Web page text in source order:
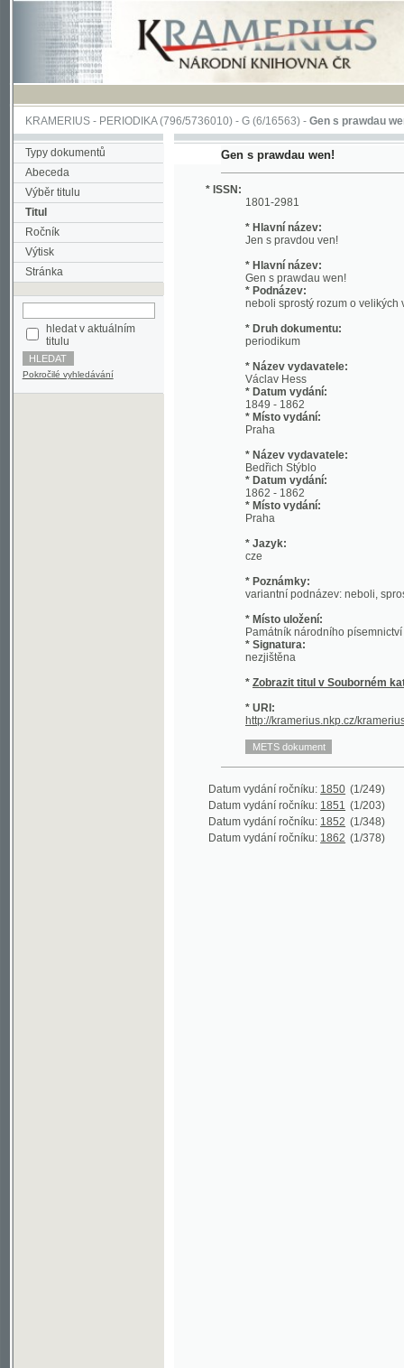
KRAMERIUS-PERIODIKA(796/5736010) -G(6/16563) -Gen s prawdau wen!(1/
Typy dokumentů
Abeceda
Výběr titulu
Titul
Ročník
Výtisk
Stránka
hledat v aktuálním
Pokročilé vyhledávání
Gen s prawdau wen!
1801-2981
* Hlavní název:
* Hlavní název:
* Podnázev:
neboli sprostý rozum o velikých věcech
* Druh dokumentu:
periodikum
* Název vydavatele:
Václav Hess
1849 - 1862
* Místo vydání:
Praha
* Název vydavatele:
Bedřich Stýblo
* Datum vydání:
1862 - 1862
* Místo vydání:
Praha
* Jazyk:
variantní podnázev: neboli, sprostý
* Místo uložení:
Památník národního písemnictví -
* Signatura:
nezjištěna
Zobrazit titul v Souborném katalogu
* URI:
http://kramerius.nkp.cz/kramerius/
Datum vydání ročníku:1850 (1/249)
Datum vydání ročníku:1852 (1/348)